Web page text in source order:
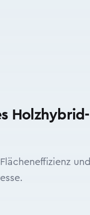
Holzhybrid-
und